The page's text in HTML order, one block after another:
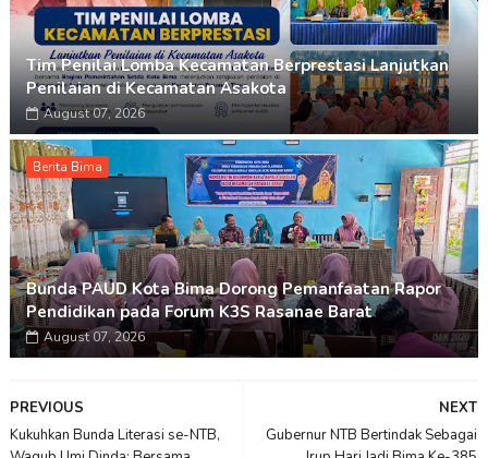
Tim Penilai Lomba Kecamatan Berprestasi Lanjutkan
Penilaian di Kecamatan Asakota
August 07, 2026
Berita Bima
Bunda PAUD Kota Bima Dorong Pemanfaatan Rapor
Pendidikan pada Forum K3S Rasanae Barat
August 07, 2026
NEXT
Gubernur NTB Bertindak Sebagai
PREVIOUS
Kukuhkan Bunda Literasi se-NTB,